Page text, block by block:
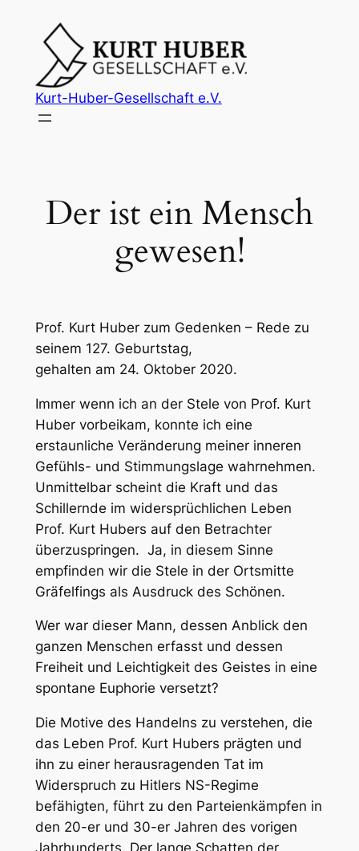
springen
Kurt-Huber-Gesellschaft e.V.
Der ist ein Mensch
gewesen!
Prof. Kurt Huber zum Gedenken – Rede zu
seinem 127. Geburtstag,
gehalten am 24. Oktober 2020.
Immer wenn ich an der Stele von Prof. Kurt
Huber vorbeikam, konnte ich eine
erstaunliche Veränderung meiner inneren
Gefühls- und Stimmungslage wahrnehmen.
Unmittelbar scheint die Kraft und das
Schillernde im widersprüchlichen Leben
Prof. Kurt Hubers auf den Betrachter
überzuspringen. Ja, in diesem Sinne
empfinden wir die Stele in der Ortsmitte
Gräfelfings als Ausdruck des Schönen.
Wer war dieser Mann, dessen Anblick den
ganzen Menschen erfasst und dessen
Freiheit und Leichtigkeit des Geistes in eine
spontane Euphorie versetzt?
Die Motive des Handelns zu verstehen, die
das Leben Prof. Kurt Hubers prägten und
ihn zu einer herausragenden Tat im
Widerspruch zu Hitlers NS-Regime
befähigten, führt zu den Parteienkämpfen in
den 20-er und 30-er Jahren des vorigen